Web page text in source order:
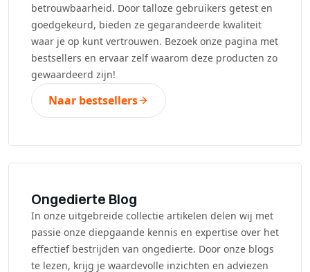
betrouwbaarheid. Door talloze gebruikers getest en
goedgekeurd, bieden ze gegarandeerde kwaliteit
waar je op kunt vertrouwen. Bezoek onze pagina met
bestsellers en ervaar zelf waarom deze producten zo
gewaardeerd zijn!
Naar bestsellers
Ongedierte Blog
In onze uitgebreide collectie artikelen delen wij met
passie onze diepgaande kennis en expertise over het
effectief bestrijden van ongedierte. Door onze blogs
te lezen, krijg je waardevolle inzichten en adviezen